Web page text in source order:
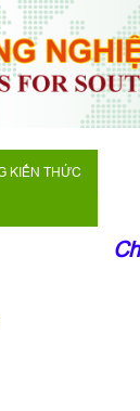
KIẾN THỨC